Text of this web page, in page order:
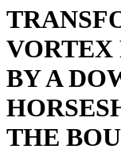
BY A
THE